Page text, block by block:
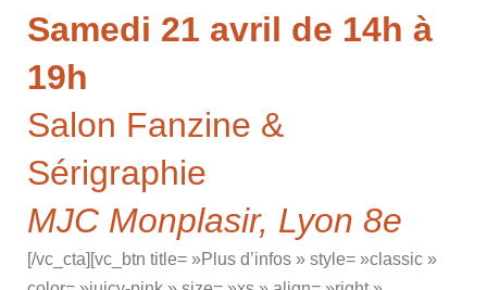
Samedi 21 avril de 14h à
19h
Salon Fanzine &
Sérigraphie
MJC Monplasir, Lyon 8e
[/vc_cta][vc_btn title= »Plus d’infos » style= »classic »